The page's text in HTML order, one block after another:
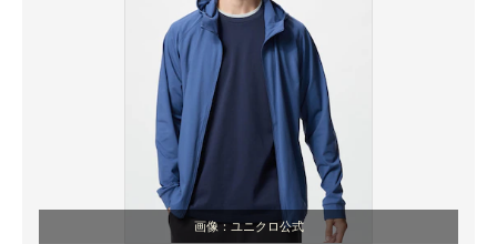
画像：ユニクロ公式